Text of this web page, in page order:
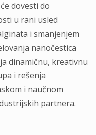
dovesti do
u rani usled
i smanjenjem
nanočestica
dinamičnu, kreativnu
i rešenja
i naučnom
partnera.